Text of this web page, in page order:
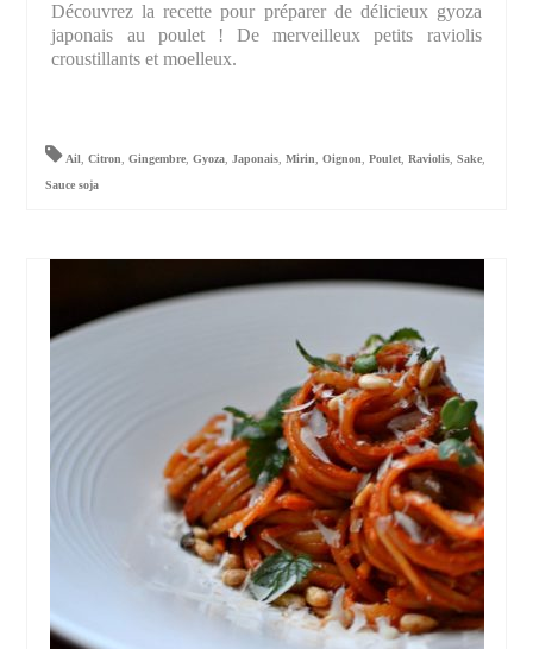
Découvrez la recette pour préparer de délicieux gyoza
japonais au poulet ! De merveilleux petits raviolis
croustillants et moelleux.
Ail,Citron,Gingembre,Gyoza,Japonais,Mirin,Oignon,Poulet,Raviolis,Sake,
Sauce soja